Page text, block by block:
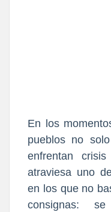
En los
pueblos no
enfrentan
atraviesa uno
en los que no
consignas: